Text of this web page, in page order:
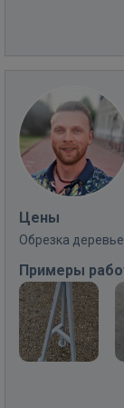
Цены
Обрезка
Примеры